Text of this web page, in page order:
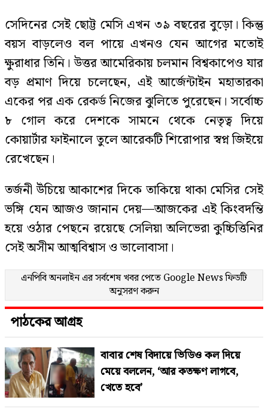
সেদিনের সেই ছোট্ট মেসি এখন ৩৯ বছরের বুড়ো। কিন্তু
বয়স বাড়লেও বল পায়ে এখনও যেন আগের মতোই
ক্ষুরাধার তিনি। উত্তর আমেরিকায় চলমান বিশ্বকাপেও যার
বড় প্রমাণ দিয়ে চলেছেন, এই আর্জেন্টাইন মহাতারকা
একের পর এক রেকর্ড নিজের ঝুলিতে পুরেছেন। সর্বোচ্চ
৮ গোল করে দেশকে সামনে থেকে নেতৃত্ব দিয়ে
কোয়ার্টার ফাইনালে তুলে আরেকটি শিরোপার স্বপ্ন জিইয়ে
রেখেছেন।
তর্জনী উঁচিয়ে আকাশের দিকে তাকিয়ে থাকা মেসির সেই
ভঙ্গি যেন আজও জানান দেয়—আজকের এই কিংবদন্তি
হয়ে ওঠার পেছনে রয়েছে সেলিয়া অলিভেরা কুচ্চিত্তিনির
সেই অসীম আত্মবিশ্বাস ও ভালোবাসা।
এনপিবি অনলাইন এর সর্বশেষ খবর পেতে Google Newsফিডটি
অনুসরণ করুন
পাঠকের আগ্রহ
বাবার শেষ বিদায়ে ভিডিও কল দিয়ে
মেয়ে বললেন, ‘আর কতক্ষণ লাগবে,
খেতে হবে’